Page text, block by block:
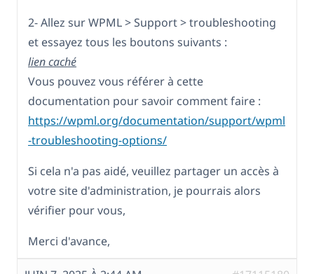
2- Allez sur WPML > Support > troubleshooting
et essayez tous les boutons suivants :
lien caché
Vous pouvez vous référer à cette
documentation pour savoir comment faire :
https://wpml.org/documentation/support/wpml
-troubleshooting-options/
Si cela n'a pas aidé, veuillez partager un accès à
votre site d'administration, je pourrais alors
vérifier pour vous,
Merci d'avance,